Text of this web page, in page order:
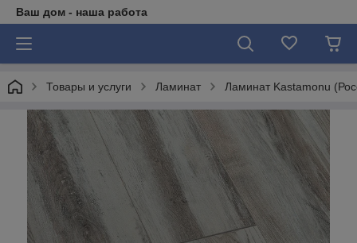
Ваш дом - наша работа
Товары и услуги Ламинат Ламинат Kastamonu